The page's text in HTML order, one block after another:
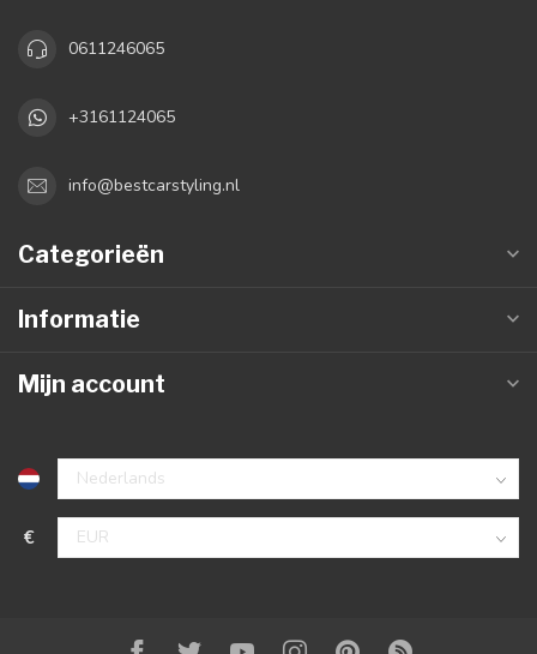
0611246065
+3161124065
info@bestcarstyling.nl
Categorieën
Informatie
Mijn account
€